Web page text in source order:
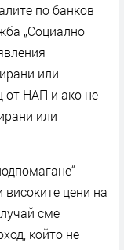
по банков
„Социално
или
от НАП и ако не
или
цени на
сме
който не